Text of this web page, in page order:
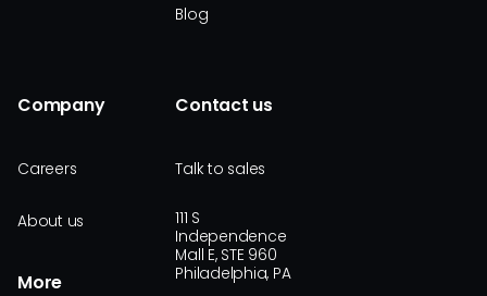
Blog
Company
Careers
About us
More
Contact us
Talk to sales
111 S
Independence
Mall E, STE 960
Philadelphia, PA